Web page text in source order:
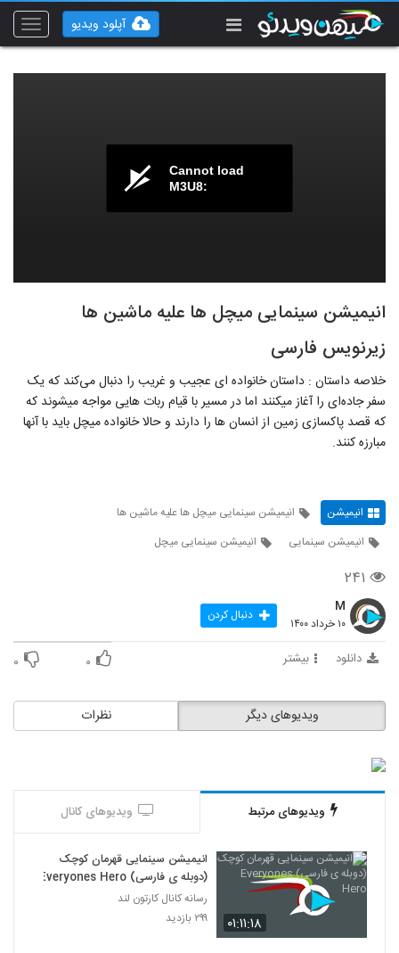
Toggle
آپلود ویدیو
Cannot load
M3U8:
انیمیشن سینمایی میچل ها علیه ماشین ها
زیرنویس فارسی
خلاصه داستان : داستان خانواده ای عجیب و غریب را دنبال می‌کند که یک
سفر جاده‌ای را آغاز میکنند اما در مسیر با قیام ربات هایی مواجه میشوند که
که قصد پاکسازی زمین از انسان ها را دارند و حالا خانواده میچل باید با آنها
مبارزه کنند.
انیمیشن
انیمیشن سینمایی میچل ها علیه ماشین ها
انیمیشن سینمایی
انیمیشن سینمایی میچل
۲۴۱
M
۱۰ خرداد ۱۴۰۰ دنبال کردن
دانلود بیشتر ۰ ۰
نظرات ویدیوهای دیگر
ویدیوهای مرتبط ویدیوهای کانال
۰۱:۱۱:۱۸
انیمیشن‌ سینمایی قهرمان کوچک
(دوبله ی فارسی) Everyones Hero
رسانه کانال کارتون لند
۲۹۹ بازدید